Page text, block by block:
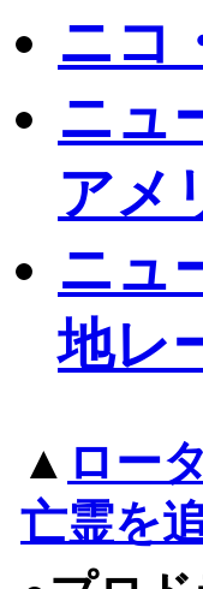
ニコ
ニュ
アメ
ニュ
地レ
▲ ロー
亡霊を